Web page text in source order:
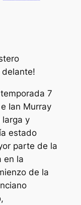
delante!
7
Ian Murray
larga y
estado
parte de la
en la
de la